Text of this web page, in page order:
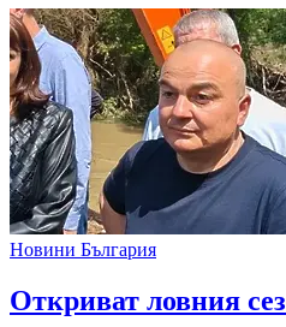
Новини България
Откриват ловния